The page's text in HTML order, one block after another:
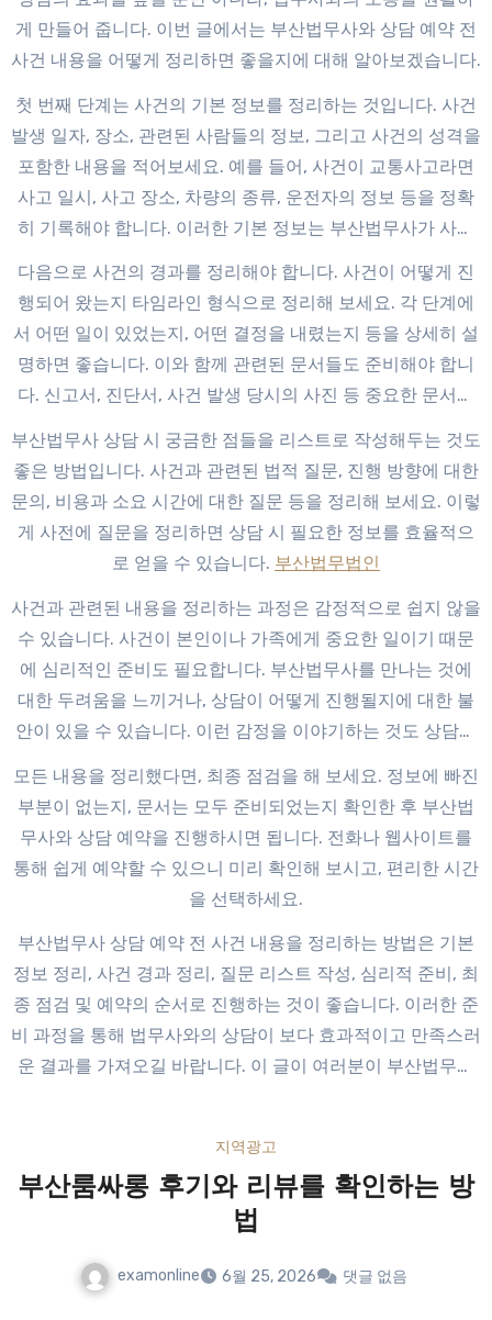
게 만들어 줍니다. 이번 글에서는 부산법무사와 상담 예약 전
사건 내용을 어떻게 정리하면 좋을지에 대해 알아보겠습니다.
첫 번째 단계는 사건의 기본 정보를 정리하는 것입니다. 사건
발생 일자, 장소, 관련된 사람들의 정보, 그리고 사건의 성격을
포함한 내용을 적어보세요. 예를 들어, 사건이 교통사고라면
사고 일시, 사고 장소, 차량의 종류, 운전자의 정보 등을 정확
히 기록해야 합니다. 이러한 기본 정보는 부산법무사가 사건
다음으로 사건의 경과를 정리해야 합니다. 사건이 어떻게 진
행되어 왔는지 타임라인 형식으로 정리해 보세요. 각 단계에
서 어떤 일이 있었는지, 어떤 결정을 내렸는지 등을 상세히 설
명하면 좋습니다. 이와 함께 관련된 문서들도 준비해야 합니
다. 신고서, 진단서, 사건 발생 당시의 사진 등 중요한 문서는
부산법무사 상담 시 궁금한 점들을 리스트로 작성해두는 것도
좋은 방법입니다. 사건과 관련된 법적 질문, 진행 방향에 대한
문의, 비용과 소요 시간에 대한 질문 등을 정리해 보세요. 이렇
게 사전에 질문을 정리하면 상담 시 필요한 정보를 효율적으
로 얻을 수 있습니다. 부산법무법인
사건과 관련된 내용을 정리하는 과정은 감정적으로 쉽지 않을
수 있습니다. 사건이 본인이나 가족에게 중요한 일이기 때문
에 심리적인 준비도 필요합니다. 부산법무사를 만나는 것에
대한 두려움을 느끼거나, 상담이 어떻게 진행될지에 대한 불
안이 있을 수 있습니다. 이런 감정을 이야기하는 것도 상담의
모든 내용을 정리했다면, 최종 점검을 해 보세요. 정보에 빠진
부분이 없는지, 문서는 모두 준비되었는지 확인한 후 부산법
무사와 상담 예약을 진행하시면 됩니다. 전화나 웹사이트를
통해 쉽게 예약할 수 있으니 미리 확인해 보시고, 편리한 시간
을 선택하세요.
부산법무사 상담 예약 전 사건 내용을 정리하는 방법은 기본
정보 정리, 사건 경과 정리, 질문 리스트 작성, 심리적 준비, 최
종 점검 및 예약의 순서로 진행하는 것이 좋습니다. 이러한 준
비 과정을 통해 법무사와의 상담이 보다 효과적이고 만족스러
운 결과를 가져오길 바랍니다. 이 글이 여러분이 부산법무사
지역광고
부산룸싸롱 후기와 리뷰를 확인하는 방
법
examonline 6월 25, 2026 댓글 없음